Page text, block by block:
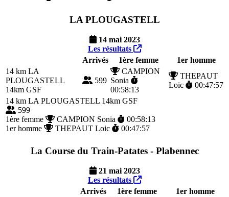
LA PLOUGASTELL
14 mai 2023
Les résultats
Arrivés
1ère femme
1er homme
14 km LA
PLOUGASTELL
14km GSF
599
CAMPION
Sonia
00:58:13
THEPAUT
Loic
00:47:57
14 km LA PLOUGASTELL 14km GSF
599
1ère femme
CAMPION Sonia
00:58:13
1er homme
THEPAUT Loic 00:47:57
La Course du Train-Patates - Plabennec
21 mai 2023
Les résultats
Arrivés
1ère femme
1er homme